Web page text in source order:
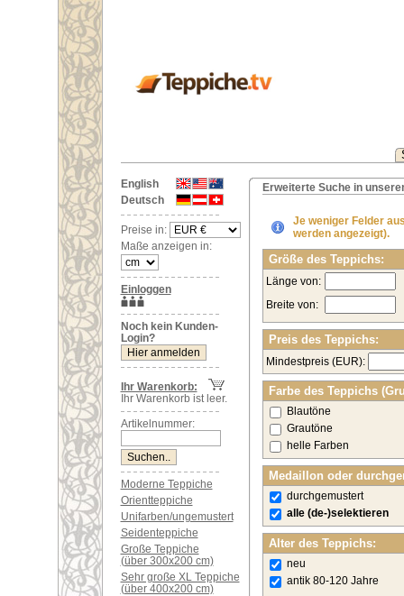
English
Deutsch
Preise in:
Maße anzeigen in:
Einloggen
Noch kein Kunden-
Login?
Ihr Warenkorb:
Ihr Warenkorb ist leer.
Artikelnummer:
Moderne Teppiche
Orientteppiche
Unifarben/ungemustert
Seidenteppiche
Große Teppiche
(über 300x200 cm)
Sehr große XL Teppiche
(über 400x200 cm)
Erweiterte Suche in
Je weniger Felder
werden angezeigt).
Größe des Teppichs:
Länge von:
Breite von:
Preis des Teppichs:
Mindestpreis (EUR):
Farbe des Teppichs
Blautöne
Grautöne
helle Farben
Medaillon oder
durchgemustert
alle (de-)selektieren
Alter des Teppichs:
neu
antik 80-120 Jahre